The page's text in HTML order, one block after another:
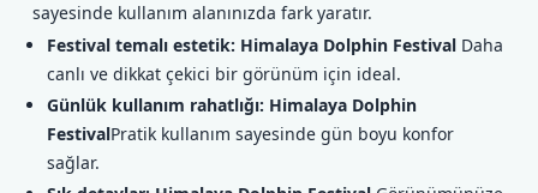
sayesinde kullanım alanınızda fark yaratır.
Festival temalı estetik: Himalaya Dolphin Festival Daha
canlı ve dikkat çekici bir görünüm için ideal.
Günlük kullanım rahatlığı: Himalaya Dolphin
FestivalPratik kullanım sayesinde gün boyu konfor
sağlar.